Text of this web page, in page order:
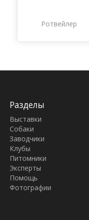
Ротвейлер
Разделы
Выставки
Собаки
Заводчики
Клубы
Питомники
Эксперты
Помощь
Фотографии